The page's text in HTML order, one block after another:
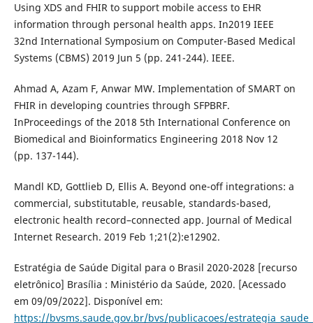
Using XDS and FHIR to support mobile access to EHR
information through personal health apps. In2019 IEEE
32nd International Symposium on Computer-Based Medical
Systems (CBMS) 2019 Jun 5 (pp. 241-244). IEEE.
Ahmad A, Azam F, Anwar MW. Implementation of SMART on
FHIR in developing countries through SFPBRF.
InProceedings of the 2018 5th International Conference on
Biomedical and Bioinformatics Engineering 2018 Nov 12
(pp. 137-144).
Mandl KD, Gottlieb D, Ellis A. Beyond one-off integrations: a
commercial, substitutable, reusable, standards-based,
electronic health record–connected app. Journal of Medical
Internet Research. 2019 Feb 1;21(2):e12902.
Estratégia de Saúde Digital para o Brasil 2020-2028 [recurso
eletrônico] Brasília : Ministério da Saúde, 2020. [Acessado
em 09/09/2022]. Disponível em:
https://bvsms.saude.gov.br/bvs/publicacoes/